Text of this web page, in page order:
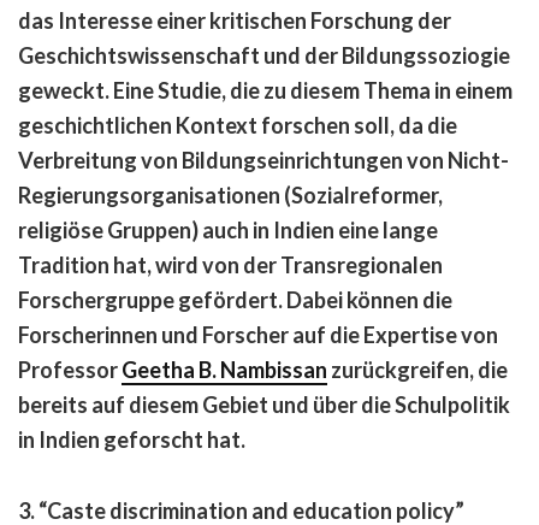
das Interesse einer kritischen Forschung der
Geschichtswissenschaft und der Bildungssoziogie
geweckt. Eine Studie, die zu diesem Thema in einem
geschichtlichen Kontext forschen soll, da die
Verbreitung von Bildungseinrichtungen von Nicht-
Regierungsorganisationen (Sozialreformer,
religiöse Gruppen) auch in Indien eine lange
Tradition hat, wird von der Transregionalen
Forschergruppe gefördert. Dabei können die
Forscherinnen und Forscher auf die Expertise von
ProfessorGeetha B. Nambissan zurückgreifen, die
bereits auf diesem Gebiet und über die Schulpolitik
in Indien geforscht hat.
3. “Caste discrimination and education policy”